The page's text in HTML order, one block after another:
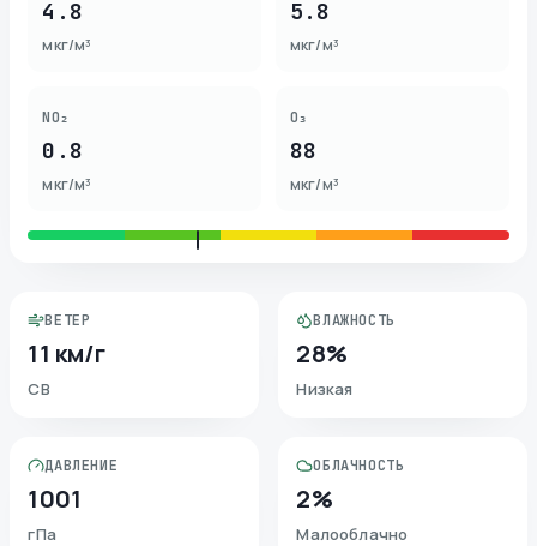
4.8
мкг/м³
5.8
мкг/м³
NO₂
0.8
мкг/м³
O₃
88
мкг/м³
ВЕТЕР
11 км/г
СВ
ВЛАЖНОСТЬ
28%
Низкая
ДАВЛЕНИЕ
1001
гПа
ОБЛАЧНОСТЬ
2%
Малооблачно